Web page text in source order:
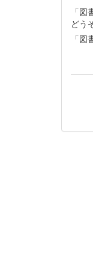
「
どう
「